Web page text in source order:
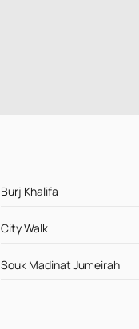
Burj Khalifa
City Walk
Souk Madinat Jumeirah